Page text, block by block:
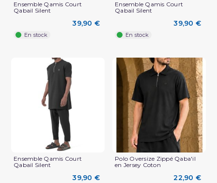
Ensemble Qamis Court
Qabail Silent
39,90 €
En stock
Ensemble Qamis Court
Qabail Silent
39,90 €
En stock
Ensemble Qamis Court
Qabail Silent
39,90 €
Polo Oversize Zippé Qaba'il
en Jersey Coton
22,90 €